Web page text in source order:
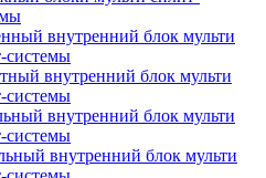
внутренний блок мульти
системы
внутренний блок мульти
системы
внутренний блок мульти
системы
внутренний блок мульти